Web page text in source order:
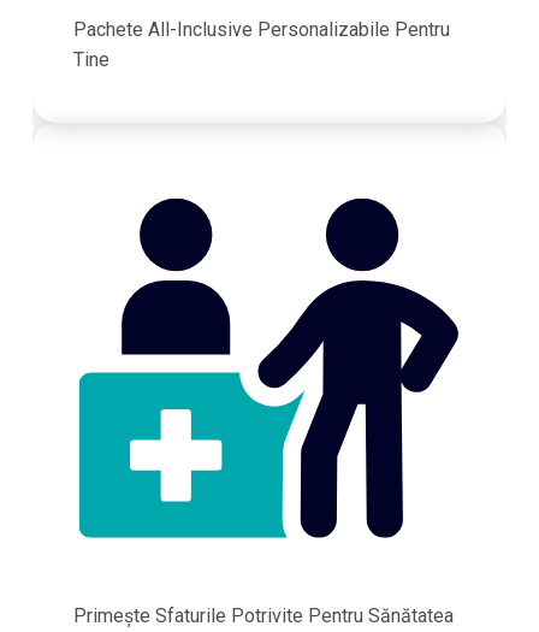
Pachete All-Inclusive Personalizabile Pentru
Tine
Primește Sfaturile Potrivite Pentru Sănătatea